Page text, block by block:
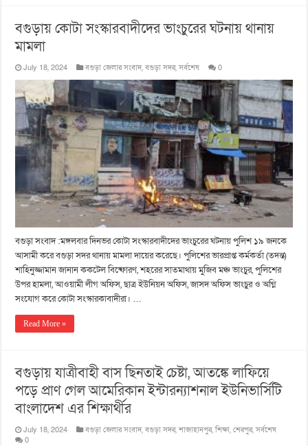
বগুড়ায় কোটা সংস্কারবাদীদের ভাংচুরের ঘটনায় থানায়
মামলা
July 18, 2024 বগুড়া জেলার সংবাদ,বগুড়া সদর,সর্বশেষ 0
বগুড়া সংবাদ :মঙ্গলবার দিনভর কোটা সংস্কারবাদীদের ভাংচুরের ঘটনায় পুলিশ ১৯ জনকে
আসামী করে বগুড়া সদর থানায় মামলা দায়ের করেছে। পুলিশের ভারপ্রাপ্ত কর্মকর্তা (তদন্ত)
শাহিনুজ্জামান জানান ককটেল বিষ্ফোরণ, শহরের সাতমাথায় মুজিব মঞ্চ ভাংচুর, পুলিশের
উপর হামলা, আওয়ামী লীগ অফিস, ছাত্র ইউনিয়ন অফিস, জাসদ অফিস ভাংচুর ও অগ্নি
সংযোগ করে কোটা সংস্কারকাবাদীরা। …
Read More »
বগুড়ায় যাত্রীবাহী বাস ছিনতাই চেষ্টা, আতঙ্কে লাফিয়ে
পড়ে প্রাণ গেল আমে‌রিকান ইন্টারন্যাশনাল ইউনিভার্সিটি
বাংলা‌দে‌শ এর শিক্ষার্থীর
July 18, 2024 বগুড়া জেলার সংবাদ,বগুড়া সদর,শাজাহানপুর,শিক্ষা,শেরপুর,সর্বশেষ
0